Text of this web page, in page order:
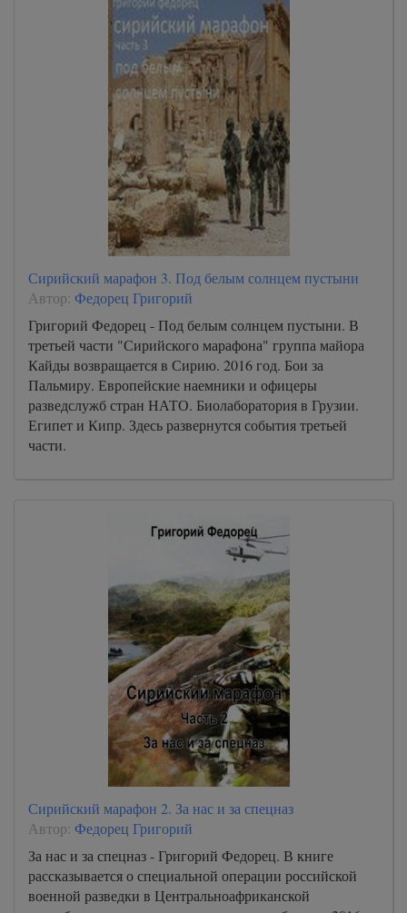
Сирийский марафон 3. Под белым солнцем пустыни
Автор: Федорец Григорий
Григорий Федорец - Под белым солнцем пустыни. В
третьей части "Сирийского марафона" группа майора
Кайды возвращается в Сирию. 2016 год. Бои за
Пальмиру. Европейские наемники и офицеры
разведслужб стран НАТО. Биолаборатория в Грузии.
Египет и Кипр. Здесь развернутся события третьей
части.
Сирийский марафон 2. За нас и за спецназ
Автор: Федорец Григорий
За нас и за спецназ - Григорий Федорец. В книге
рассказывается о специальной операции российской
военной разведки в Центральноафриканской